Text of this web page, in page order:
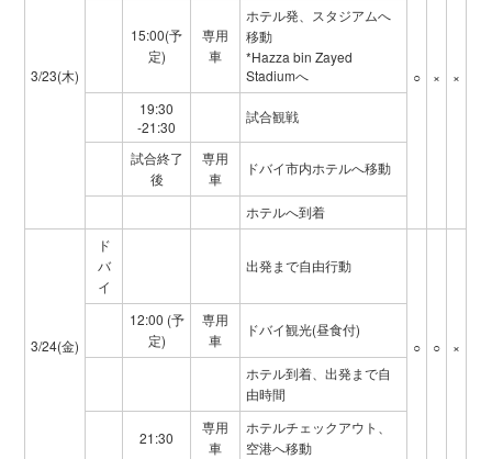
3/23(木) ○ × ×
15:00(予
定)
専用
車
ホテル発、スタジアムへ
移動
*Hazza bin Zayed
Stadiumへ
19:30
-21:30
試合観戦
試合終了
後
専用
車
ドバイ市内ホテルへ移動
ホテルへ到着
3/24(金)
ド
バ
イ
出発まで自由行動
○ ○ ×
12:00 (予
定)
専用
車
ドバイ観光(昼食付)
ホテル到着、出発まで自
由時間
21:30
専用
車
ホテルチェックアウト、
空港へ移動